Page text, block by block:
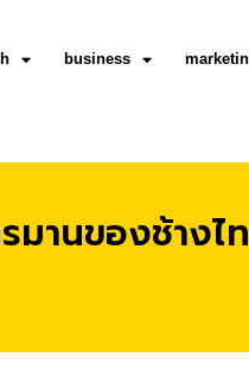
business
มานของช้าง